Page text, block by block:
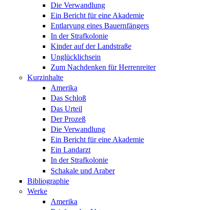
Die Verwandlung
Ein Bericht für eine Akademie
Entlarvung eines Bauernfängers
In der Strafkolonie
Kinder auf der Landstraße
Unglücklichsein
Zum Nachdenken für Herrenreiter
Kurzinhalte
Amerika
Das Schloß
Das Urteil
Der Prozeß
Die Verwandlung
Ein Bericht für eine Akademie
Ein Landarzt
In der Strafkolonie
Schakale und Araber
Bibliographie
Werke
Amerika